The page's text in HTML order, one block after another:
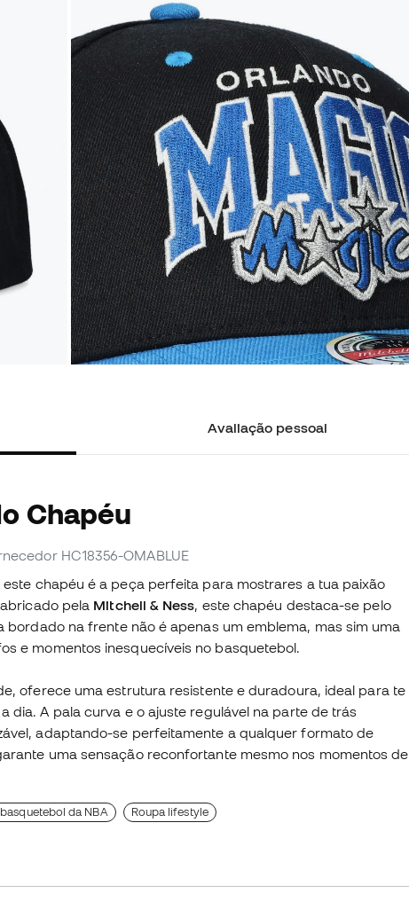
Avaliação pessoal
Chapéu
HC18356-OMABLUE
este chapéu é a peça perfeita para mostrares a tua paixão
pela Mitchell & Ness, este chapéu destaca-se pelo
na frente não é apenas um emblema, mas sim uma
e momentos inesquecíveis no basquetebol.
oferece uma estrutura resistente e duradoura, ideal para te
dia. A pala curva e o ajuste regulável na parte de trás
adaptando-se perfeitamente a qualquer formato de
uma sensação reconfortante mesmo nos momentos de
da NBA Roupa lifestyle